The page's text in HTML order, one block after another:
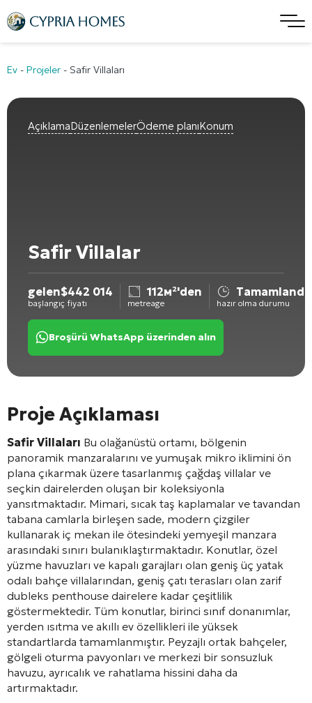
Ev - Projeler - Safir Villaları
AçıklamaDüzenlemelerÖdeme planıKonum
Safir Villalar
gelen$442 014
başlangıç fiyatı
112м²'den
metreage
Tamamlandı
hazır olma durumu
Broşürü WhatsApp üzerinden alın
Proje Açıklaması
Safir Villaları Bu olağanüstü ortamı, bölgenin
panoramik manzaralarını ve yumuşak mikro iklimini ön
plana çıkarmak üzere tasarlanmış çağdaş villalar ve
seçkin dairelerden oluşan bir koleksiyonla
yansıtmaktadır. Mimari, sıcak taş kaplamalar ve tavandan
tabana camlarla birleşen sade, modern çizgiler
kullanarak iç mekan ile ötesindeki yemyeşil manzara
arasındaki sınırı bulanıklaştırmaktadır. Konutlar, özel
yüzme havuzları ve kapalı garajları olan geniş üç yatak
odalı bahçe villalarından, geniş çatı terasları olan zarif
dubleks penthouse dairelere kadar çeşitlilik
göstermektedir. Tüm konutlar, birinci sınıf donanımlar,
yerden ısıtma ve akıllı ev özellikleri ile yüksek
standartlarda tamamlanmıştır. Peyzajlı ortak bahçeler,
gölgeli oturma pavyonları ve merkezi bir sonsuzluk
havuzu, ayrıcalık ve rahatlama hissini daha da
artırmaktadır.